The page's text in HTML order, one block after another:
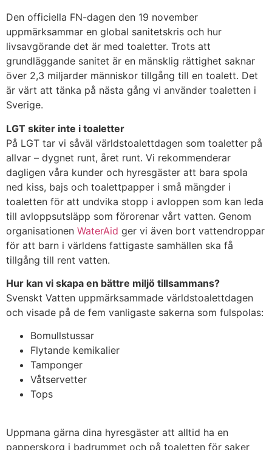
Den officiella FN-dagen den 19 november
uppmärksammar en global sanitetskris och hur
livsavgörande det är med toaletter. Trots att
grundläggande sanitet är en mänsklig rättighet saknar
över 2,3 miljarder människor tillgång till en toalett. Det
är värt att tänka på nästa gång vi använder toaletten i
Sverige.
LGT skiter inte i toaletter
På LGT tar vi såväl världstoalettdagen som toaletter på
allvar – dygnet runt, året runt. Vi rekommenderar
dagligen våra kunder och hyresgäster att bara spola
ned kiss, bajs och toalettpapper i små mängder i
toaletten för att undvika stopp i avloppen som kan leda
till avloppsutsläpp som förorenar vårt vatten. Genom
organisationen WaterAid ger vi även bort vattendroppar
för att barn i världens fattigaste samhällen ska få
tillgång till rent vatten.
Hur kan vi skapa en bättre miljö tillsammans?
Svenskt Vatten uppmärksammade världstoalettdagen
och visade på de fem vanligaste sakerna som fulspolas:
Bomullstussar
Flytande kemikalier
Tamponger
Våtservetter
Tops
Uppmana gärna dina hyresgäster att alltid ha en
papperskorg i badrummet och på toaletten för saker